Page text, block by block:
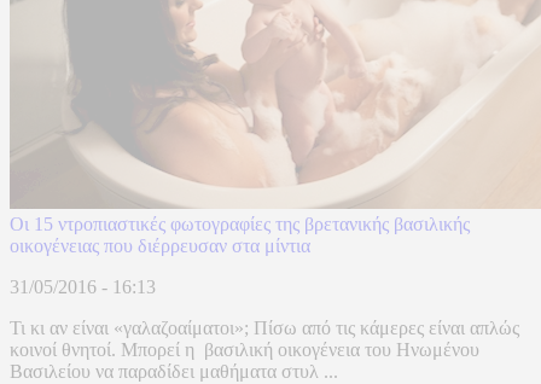
Οι 15 ντροπιαστικές φωτογραφίες της βρετανικής βασιλικής
οικογένειας που διέρρευσαν στα μίντια
31/05/2016 - 16:13
Τι κι αν είναι «γαλαζοαίματοι»; Πίσω από τις κάμερες είναι απλώς
κοινοί θνητοί. Μπορεί η βασιλική οικογένεια του Ηνωμένου
Βασιλείου να παραδίδει μαθήματα στυλ ...